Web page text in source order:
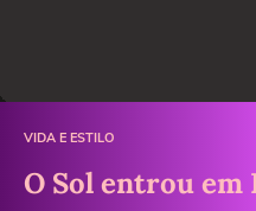
VIDA E ESTILO
O Sol entrou em